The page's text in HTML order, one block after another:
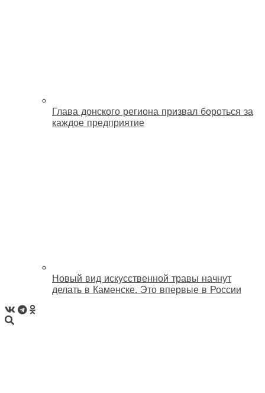
Глава донского региона призвал бороться за
каждое предприятие
Новый вид искусственной травы начнут
делать в Каменске. Это впервые в России